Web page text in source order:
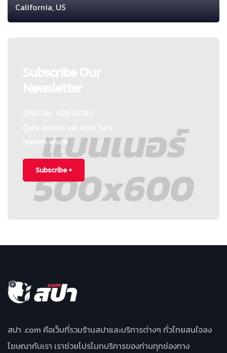
California, US
repreh ende
Subscribe +
สปา .com คือเว็บที่รวมร้านสปาและบริการต่างๆ ทั่วไทยสนใจลง
โฆษณากับเรา เราช่วยโปรโมทบริการของท่านทุกช่องทาง